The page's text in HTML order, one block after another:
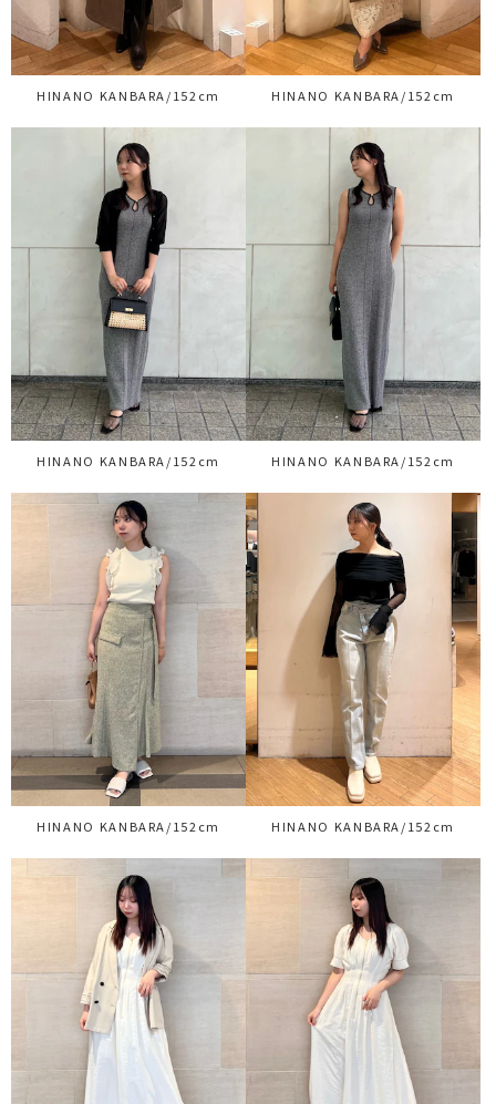
HINANO KANBARA/152cm HINANO KANBARA/152cm
HINANO KANBARA/152cm HINANO KANBARA/152cm
HINANO KANBARA/152cm HINANO KANBARA/152cm